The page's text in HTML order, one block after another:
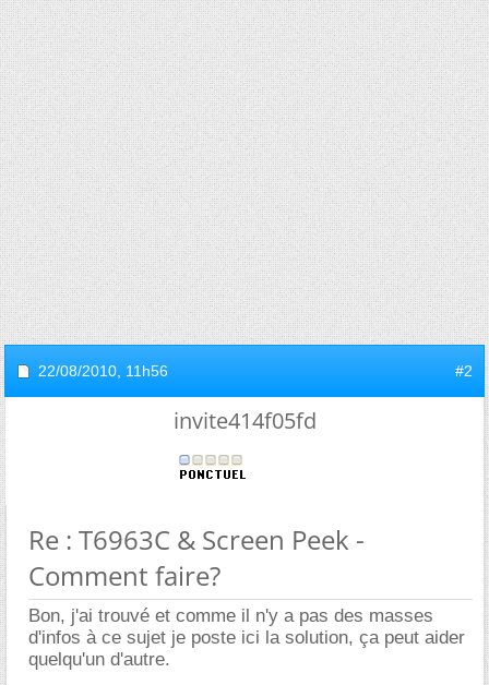
22/08/2010, 11h56 #2
invite414f05fd
Re : T6963C & Screen Peek -
Comment faire?
Bon, j'ai trouvé et comme il n'y a pas des masses
d'infos à ce sujet je poste ici la solution, ça peut aider
quelqu'un d'autre.